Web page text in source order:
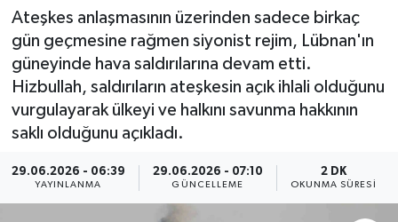
Ateşkes anlaşmasının üzerinden sadece birkaç
gün geçmesine rağmen siyonist rejim, Lübnan'ın
güneyinde hava saldırılarına devam etti.
Hizbullah, saldırıların ateşkesin açık ihlali olduğunu
vurgulayarak ülkeyi ve halkını savunma hakkının
saklı olduğunu açıkladı.
29.06.2026 - 06:39
YAYINLANMA
29.06.2026 - 07:10
GÜNCELLEME
2 DK
OKUNMA SÜRESI
Sağlık
Si̇yaset
Spor
Anali̇z
Son Dakika Haberleri
Haber Arşivi